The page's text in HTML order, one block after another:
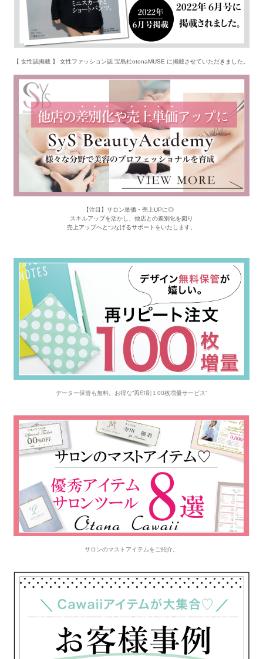
【 女性誌掲載 】 女性ファッション誌 宝島社otonaMUSE に掲載させていただきました。
【注目】サロン単価・売上UPに◎
スキルアップを活かし、他店との差別化を図り
売上アップへとつなげるサポートをいたします。
データー保管も無料。お得な“再印刷１00枚増量サービス”
サロンのマストアイテムをご紹介。